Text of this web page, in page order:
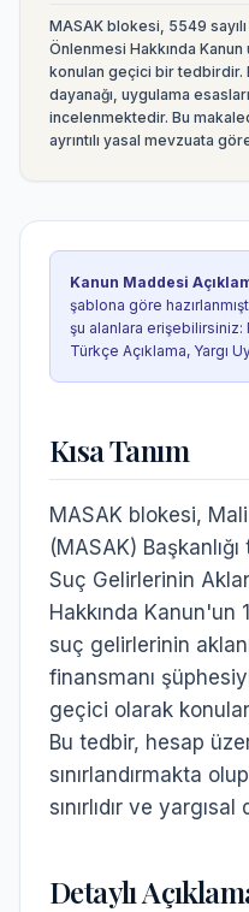
MASAK blokesi, 5549
Önlenmesi Hakkında Kanun
konulan geçici bir tedbirdir.
dayanağı, uygulama
incelenmektedir. Bu
ayrıntılı yasal mevzuata
Kanun Maddesi
şablona göre
şu alanlara erişebilirsiniz:
Türkçe Açıklama, Yargı
Kısa Tanım
MASAK blokesi,
(MASAK)
Suç Gelirlerinin
Hakkında Kanun'un
suç gelirlerinin
finansmanı
geçici olarak
Bu tedbir, hesap
sınırlandırmakta
sınırlıdır ve
Detaylı